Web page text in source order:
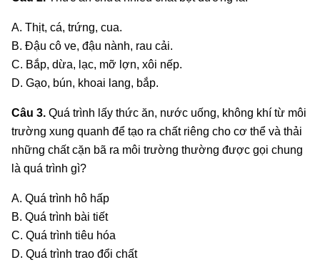
A. Thịt, cá, trứng, cua.
B. Đậu cô ve, đậu nành, rau cải.
C. Bắp, dừa, lạc, mỡ lợn, xôi nếp.
D. Gạo, bún, khoai lang, bắp.
Câu 3. Quá trình lấy thức ăn, nước uống, không khí từ môi
trường xung quanh để tạo ra chất riêng cho cơ thể và thải
những chất cặn bã ra môi trường thường được gọi chung
là quá trình gì?
A. Quá trình hô hấp
B. Quá trình bài tiết
C. Quá trình tiêu hóa
D. Quá trình trao đổi chất